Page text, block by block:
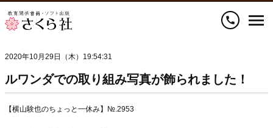
call
2020年10月29日（木）19:54:31
ルワンダでの取り組み写真が飾られました！
【横山験也のちょっと一休み】№.2953